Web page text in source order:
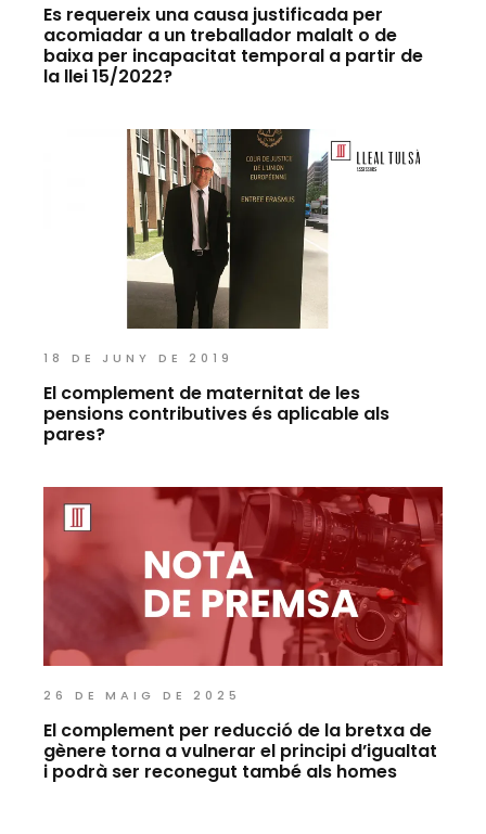
Es requereix una causa justificada per
acomiadar a un treballador malalt o de
baixa per incapacitat temporal a partir de
la llei 15/2022?
18 DE JUNY DE 2019
El complement de maternitat de les
pensions contributives és aplicable als
pares?
26 DE MAIG DE 2025
El complement per reducció de la bretxa de
gènere torna a vulnerar el principi d’igualtat
i podrà ser reconegut també als homes